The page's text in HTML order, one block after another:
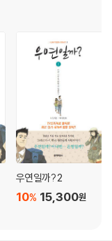
우연일까? 2
15,300원
10%